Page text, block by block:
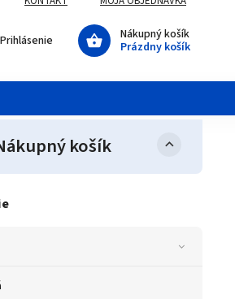
Nákupný košík
Prázdny košík
Prihlásenie
košík